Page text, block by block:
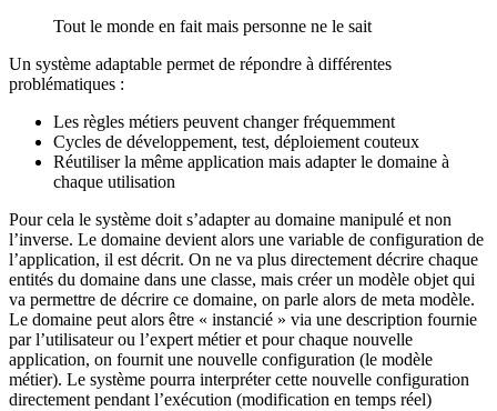
Tout le monde en fait mais personne ne le sait
Un système adaptable permet de répondre à différentes
problématiques :
Les règles métiers peuvent changer fréquemment
Cycles de développement, test, déploiement couteux
Réutiliser la même application mais adapter le domaine à
chaque utilisation
Pour cela le système doit s’adapter au domaine manipulé et non
l’inverse. Le domaine devient alors une variable de configuration de
l’application, il est décrit. On ne va plus directement décrire chaque
entités du domaine dans une classe, mais créer un modèle objet qui
va permettre de décrire ce domaine, on parle alors de meta modèle.
Le domaine peut alors être « instancié » via une description fournie
par l’utilisateur ou l’expert métier et pour chaque nouvelle
application, on fournit une nouvelle configuration (le modèle
métier). Le système pourra interpréter cette nouvelle configuration
directement pendant l’exécution (modification en temps réel)